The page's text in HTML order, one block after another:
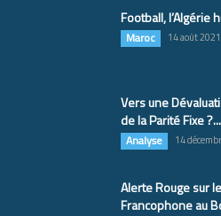
Football, l’Algérie
Maroc 14 août 2021
Vers une
de la Parité Fixe ?...
Analyse 14
Alerte Rouge sur le
Francophone au